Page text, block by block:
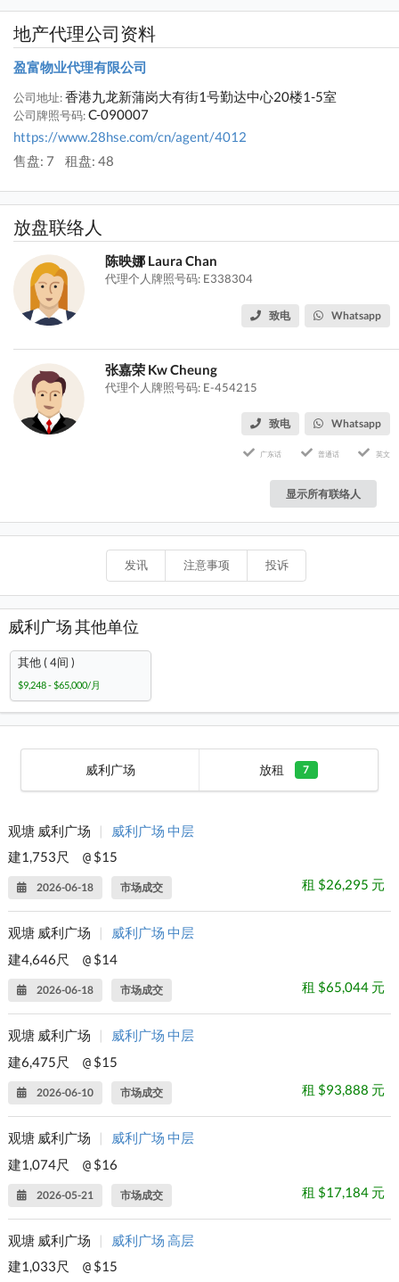
地产代理公司资料
盈富物业代理有限公司
公司地址:香港九龙新蒲岗大有街1号勤达中心20楼1-5室
公司牌照号码:C-090007
https://www.28hse.com/cn/agent/4012
售盘: 7
租盘: 48
放盘联络人
陈映娜 Laura Chan
代理个人牌照号码: E338304
致电 Whatsapp
张嘉荣 Kw Cheung
代理个人牌照号码: E-454215
致电 Whatsapp
广东话 普通话 英文
显示所有联络人
发讯 注意事项 投诉
威利广场 其他单位
其他 ( 4间 )
$9,248 - $65,000/月
威利广场 放租 7
观塘 威利广场 |
威利广场 中层
建1,753尺
@ $15
2026-06-18 市场成交 租 $26,295 元
观塘 威利广场
威利广场 中层
建4,646尺
@ $14
2026-06-18 市场成交 租 $65,044 元
观塘 威利广场
威利广场 中层
建6,475尺
@ $15
2026-06-10 市场成交 租 $93,888 元
观塘 威利广场
威利广场 中层
建1,074尺
@ $16
2026-05-21 市场成交 租 $17,184 元
观塘 威利广场 |
威利广场 高层
建1,033尺
@ $15